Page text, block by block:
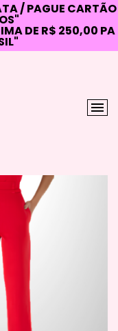
/ PAGUE CARTÃO
DE R$ 250,00 PA